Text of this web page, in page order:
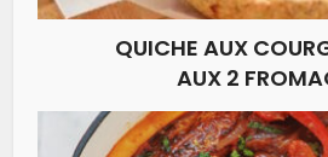
QUICHE AUX
AUX 2